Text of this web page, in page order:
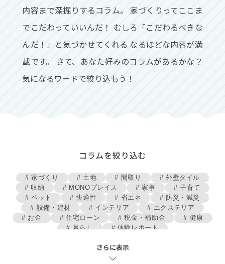
内容まで深掘りするコラム。 家づくりってここま
でこだわっていいんだ！ むしろ「こだわるべきな
んだ！」と気づかせてくれる なるほどな内容が満
載です。
さて、あなた好みのコラムがあるかな？
気になるワードで絞り込もう！
コラムを絞り込む
# 家づくり # 土地 # 間取り
# 外壁タイル
# 収納
# MONOプレイス # 家事
# 子育て
# ペット
# 快適性 # 省エネ
# 防災・減災
# 設備・建材
# インテリア
# エクステリア
# お金
# 住宅ローン # 税金・補助金
# 健康
# 暮らし
# 体験レポート
さらに表示